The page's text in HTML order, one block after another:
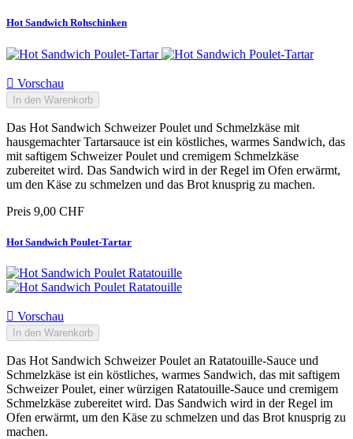
Hot Sandwich Rohschinken
 Vorschau
In den Warenkorb
Das Hot Sandwich Schweizer Poulet und Schmelzkäse mit
hausgemachter Tartarsauce ist ein köstliches, warmes Sandwich, das
mit saftigem Schweizer Poulet und cremigem Schmelzkäse
zubereitet wird. Das Sandwich wird in der Regel im Ofen erwärmt,
um den Käse zu schmelzen und das Brot knusprig zu machen.
Preis 9,00 CHF
Hot Sandwich Poulet-Tartar
 Vorschau
In den Warenkorb
Das Hot Sandwich Schweizer Poulet an Ratatouille-Sauce und
Schmelzkäse ist ein köstliches, warmes Sandwich, das mit saftigem
Schweizer Poulet, einer würzigen Ratatouille-Sauce und cremigem
Schmelzkäse zubereitet wird. Das Sandwich wird in der Regel im
Ofen erwärmt, um den Käse zu schmelzen und das Brot knusprig zu
machen.